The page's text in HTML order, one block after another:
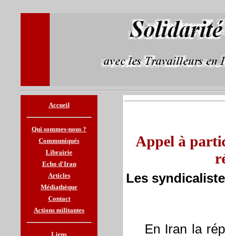
Accueil
Qui sommes-nous ?
Communiqués
Librairie
Echo d'Iran
Articles
Médiathèque
Contact
Actions militantes
Liens
Appel à
En Iran la